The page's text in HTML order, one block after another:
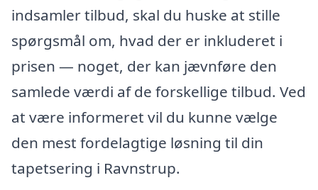
indsamler tilbud, skal du huske at stille
spørgsmål om, hvad der er inkluderet i
prisen — noget, der kan jævnføre den
samlede værdi af de forskellige tilbud. Ved
at være informeret vil du kunne vælge
den mest fordelagtige løsning til din
tapetsering i Ravnstrup.